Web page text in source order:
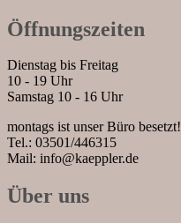
Öffnungszeiten
Dienstag bis Freitag
10 - 19 Uhr
Samstag 10 - 16 Uhr
montags ist unser Büro besetzt!
Tel.: 03501/446315
Mail: info@kaeppler.de
Über uns